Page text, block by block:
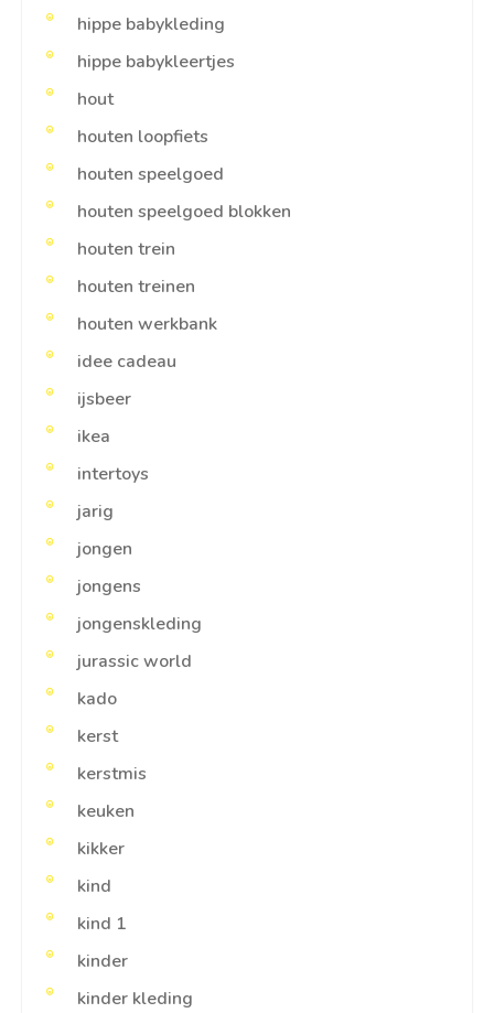
hippe babykleding
hippe babykleertjes
hout
houten loopfiets
houten speelgoed
houten speelgoed blokken
houten trein
houten treinen
houten werkbank
idee cadeau
ijsbeer
ikea
intertoys
jarig
jongen
jongens
jongenskleding
jurassic world
kado
kerst
kerstmis
keuken
kikker
kind
kind 1
kinder
kinder kleding